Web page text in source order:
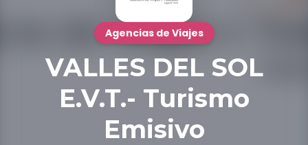
Agencias de Viajes
VALLES DEL SOL
E.V.T.- Turismo
Emisivo